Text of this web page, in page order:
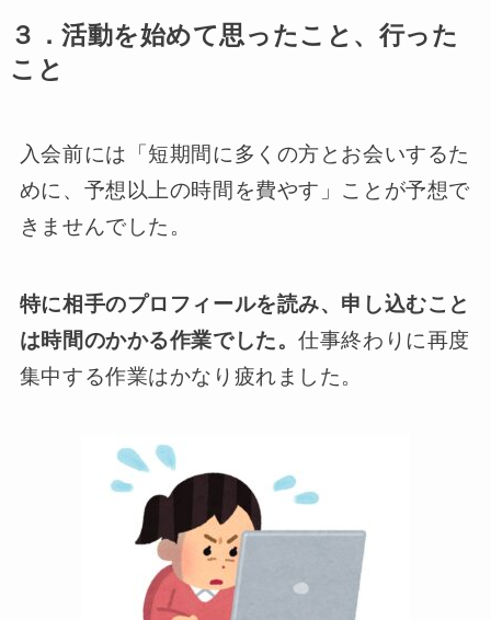
３．活動を始めて思ったこと、行った
こと
入会前には「短期間に多くの方とお会いするた
めに、予想以上の時間を費やす」ことが予想で
きませんでした。
特に相手のプロフィールを読み、申し込むこと
は時間のかかる作業でした。仕事終わりに再度
集中する作業はかなり疲れました。